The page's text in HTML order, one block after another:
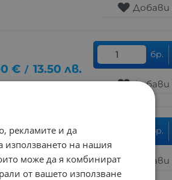
Добави
€ / 13.50 лв.
бр.
Добави
€ / 25.50 лв.
бр.
рекламите и да
на нашия
може да я комбинират
от вашето използване